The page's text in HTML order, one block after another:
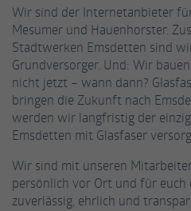
Wir sind der Internetanbieter
Mesumer und Hauenhorster.
Stadtwerken Emsdetten sind
Grundversorger. Und: Wir
nicht jetzt – wann dann?
bringen die Zukunft nach
werden wir langfristig der
Emsdetten mit Glasfaser
Wir sind mit unseren
persönlich vor Ort und für
zuverlässig, ehrlich und
Laufzeit 1 Tag
Zweck
Dieses Cookie
installiert. Das
Informationen
Besucher eine
der Erstellung
wie es der
Daten umfassen
Quelle, aus der
in